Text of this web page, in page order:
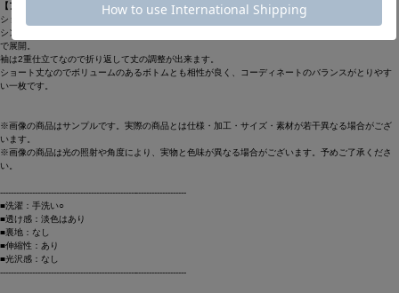
【アイテム】
ショート丈のシンプルなTシャツ。
シンプルななかに二の腕がカバー出来るハーフスリーブや、着丈など今の気分に合わせたバランス
で展開。
袖は2重仕立てなので折り返して丈の調整が出来ます。
ショート丈なのでボリュームのあるボトムとも相性が良く、コーディネートのバランスがとりやす
い一枚です。
※画像の商品はサンプルです。実際の商品とは仕様・加工・サイズ・素材が若干異なる場合がござ
います。
※画像の商品は光の照射や角度により、実物と色味が異なる場合がございます。予めご了承くださ
い。
----------------------------------------------------------------------
■洗濯：手洗い○
■透け感：淡色はあり
■裏地：なし
■伸縮性：あり
■光沢感：なし
----------------------------------------------------------------------